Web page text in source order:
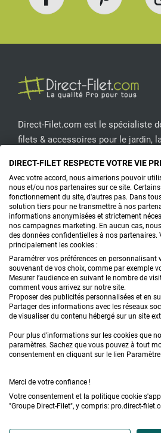
Direct-Filet.com est le spécialiste
filets & accessoires pour le jardin,
CONTACTEZ-
PRODUITS
CONSEILS
FAQ
DEMANDE DE DEVIS
Conditions générales de vente
DIRECT-FILET RESPECTE VOTRE VIE
Avec votre accord, nous aimerions pouvoir
nous et/ou nos partenaires sur ce site.
fonctionnement du site, d'autres pas. Dans
solution tiers pour ne transmettre à nos
informations anonymisées et strictement
nos campagnes marketing. En aucun cas,
des données confidentielles à nos partenaires.
principalement les cookies :
Paramétrer vos préférences en
souvenant de vos choix, comme par exemple
Mesurer l’audience en suivant le nombre de
comment vous arrivez sur notre site.
Proposer des publicités personnalisées et en
Partager des informations avec les réseaux
de visualiser du contenu hébergé sur un site
Pour plus d'informations sur les cookies que
paramètres. Sachez que vous pouvez à tout
consentement en cliquant sur le lien
Merci de votre confiance !
Votre consentement et la politique cookie
"Groupe Direct-Filet", y compris: pro.direct-